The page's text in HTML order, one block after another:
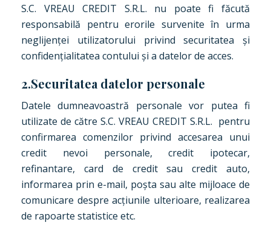
S.C. VREAU CREDIT S.R.L. nu poate fi făcută
responsabilă pentru erorile survenite în urma
neglijenței utilizatorului privind securitatea și
confidențialitatea contului și a datelor de acces.
2.Securitatea datelor personale
Datele dumneavoastră personale vor putea fi
utilizate de către S.C. VREAU CREDIT S.R.L. pentru
confirmarea comenzilor privind accesarea unui
credit nevoi personale, credit ipotecar,
refinantare, card de credit sau credit auto,
informarea prin e-mail, poșta sau alte mijloace de
comunicare despre acțiunile ulterioare, realizarea
de rapoarte statistice etc.